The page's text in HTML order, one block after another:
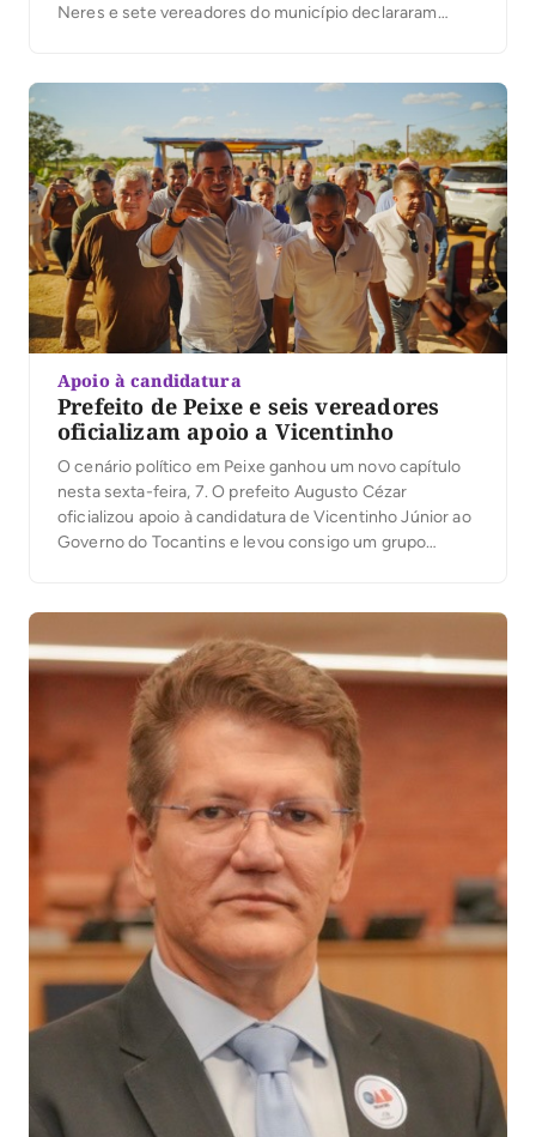
Neres e sete vereadores do município declararam
um projeto que tem os municípios como uma […]
Apoio à candidatura
Prefeito de Peixe e seis vereadores
oficializam apoio a Vicentinho
O cenário político em Peixe ganhou um novo capítulo
nesta sexta-feira, 7. O prefeito Augusto Cézar
oficializou apoio à candidatura de Vicentinho Júnior ao
Governo do Tocantins e levou consigo um grupo
tucano. Mais seis vereadores e lideranças Ao lado […]